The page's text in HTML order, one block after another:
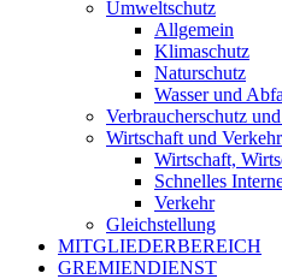
Umweltschutz
Allgemein
Klimaschutz
Naturschutz
Wasser und
Verbraucherschutz
Wirtschaft und Verkehr
Wirtschaft,
Schnelles
Verkehr
Gleichstellung
MITGLIEDERBEREICH
GREMIENDIENST